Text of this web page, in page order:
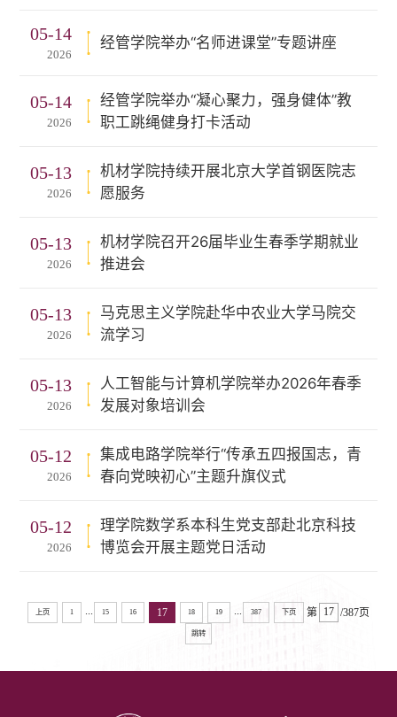
05-14
2026
经管学院举办“名师进课堂”专题讲座
05-14
2026
经管学院举办“凝心聚力，强身健体”教
职工跳绳健身打卡活动
05-13
2026
机材学院持续开展北京大学首钢医院志
愿服务
05-13
2026
机材学院召开26届毕业生春季学期就业
推进会
05-13
2026
马克思主义学院赴华中农业大学马院交
流学习
05-13
2026
人工智能与计算机学院举办2026年春季
发展对象培训会
05-12
2026
集成电路学院举行“传承五四报国志，青
春向党映初心”主题升旗仪式
05-12
2026
理学院数学系本科生党支部赴北京科技
博览会开展主题党日活动
上页 1 ... 15 16 17 18 19 ... 387 下页 第 /387页
跳转